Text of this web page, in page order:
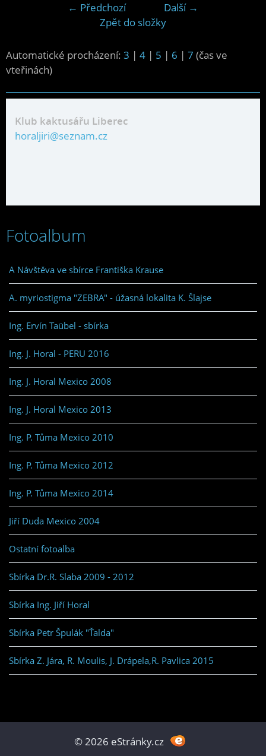
← Předchozí
Další →
Zpět do složky
Automatické procházení: 3 | 4 | 5 | 6 | 7 (čas ve
vteřinách)
Klub kaktusářu Liberec
horaljiri@seznam.cz
Fotoalbum
A Návštěva ve sbírce Františka Krause
A. myriostigma "ZEBRA" - úžasná lokalita K. Šlajse
Ing. Ervín Taübel - sbírka
Ing. J. Horal - PERU 2016
Ing. J. Horal Mexico 2008
Ing. J. Horal Mexico 2013
Ing. P. Tůma Mexico 2010
Ing. P. Tůma Mexico 2012
Ing. P. Tůma Mexico 2014
Jiří Duda Mexico 2004
Ostatní fotoalba
Sbírka Dr.R. Slaba 2009 - 2012
Sbírka Ing. Jiří Horal
Sbírka Petr Špulák "Ťalda"
Sbírka Z. Jára, R. Moulis, J. Drápela,R. Pavlica 2015
© 2026 eStránky.cz